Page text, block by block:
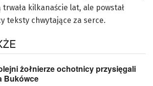
kilkanaście lat, ale powstał
teksty chwytające za serce.
żołnierze ochotnicy przysięgali
Bukówce